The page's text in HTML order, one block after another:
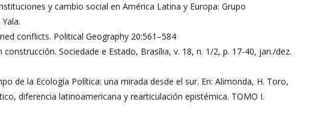
y cambio social en América Latina y Europa: Grupo
conflicts. Political Geography 20:561–584
Sociedade e Estado, Brasília, v. 18, n. 1/2, p. 17-40, jan./dez.
de la Ecología Política: una mirada desde el sur. En: Alimonda, H. Toro,
diferencia latinoamericana y rearticulación epistémica. TOMO I.